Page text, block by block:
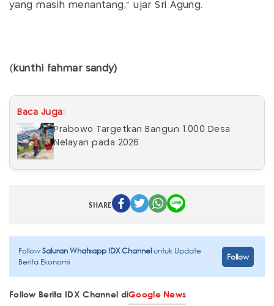
yang masih menantang," ujar Sri Agung.
( kunthi fahmar sandy)
Baca Juga:
Prabowo Targetkan Bangun 1.000 Desa
Nelayan pada 2026
SHARE
FollowSaluran Whatsapp IDX Channeluntuk Update
Berita Ekonomi
Follow
Follow Berita IDX Channel diGoogle News